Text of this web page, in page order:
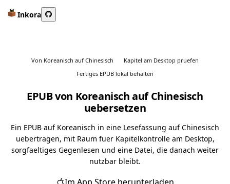
Inkora
Von Koreanisch auf Chinesisch
Kapitel am Desktop pruefen
Fertiges EPUB lokal behalten
EPUB von Koreanisch auf Chinesisch
uebersetzen
Ein EPUB auf Koreanisch in eine Lesefassung auf Chinesisch
uebertragen, mit Raum fuer Kapitelkontrolle am Desktop,
sorgfaeltiges Gegenlesen und eine Datei, die danach weiter
nutzbar bleibt.